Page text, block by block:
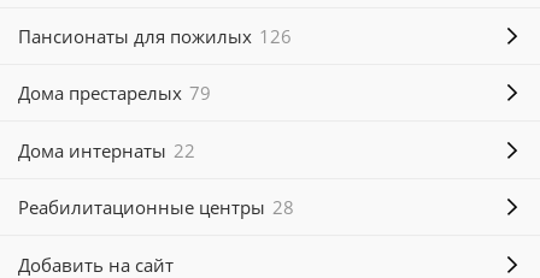
Добавить на сайт
Пансионаты для пожилых 126
Дома престарелых 79
Дома интернаты 22
Реабилитационные центры 28